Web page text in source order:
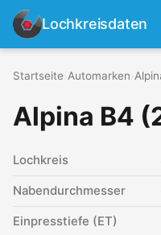
Lochkreisdaten
Startseite Automarken
Alpina B4
Lochkreis
Nabendurchmesser
Einpresstiefe (ET)